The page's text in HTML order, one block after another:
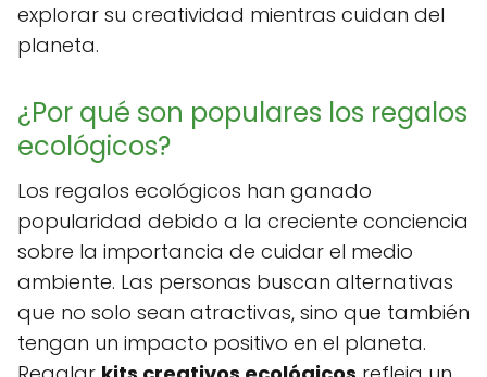
explorar su creatividad mientras cuidan del
planeta.
¿Por qué son populares los regalos
ecológicos?
Los regalos ecológicos han ganado
popularidad debido a la creciente conciencia
sobre la importancia de cuidar el medio
ambiente. Las personas buscan alternativas
que no solo sean atractivas, sino que también
tengan un impacto positivo en el planeta.